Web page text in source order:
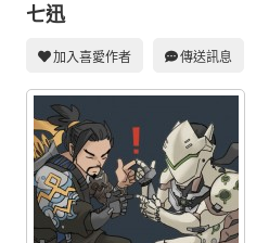
攤位轉讓區
會員功能選單
會員中心
註冊會員
登入
七迅
加入喜愛作者 傳送訊息